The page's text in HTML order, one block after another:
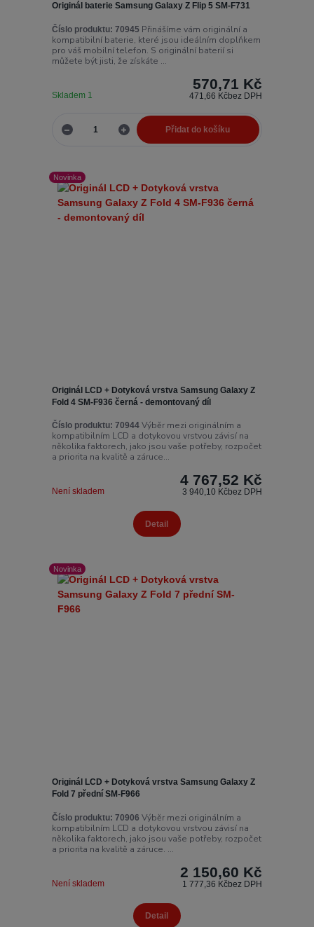
Originál baterie Samsung Galaxy Z Flip 5 SM-F731
Číslo produktu: 70945 Přinášíme vám originální a
kompatibilní baterie, které jsou ideálním doplňkem
pro váš mobilní telefon. S originální baterií si
můžete být jisti, že získáte ...
570,71 Kč
471,66 Kčbez DPH
Skladem 1
Přidat do košíku
Novinka
Originál LCD + Dotyková vrstva Samsung Galaxy Z
Fold 4 SM-F936 černá - demontovaný díl
Číslo produktu: 70944Výběr mezi originálním a
kompatibilním LCD a dotykovou vrstvou závisí na
několika faktorech, jako jsou vaše potřeby, rozpočet
a priorita na kvalitě a záruce...
4 767,52 Kč
3 940,10 Kčbez DPH
Není skladem
Detail
Novinka
Originál LCD + Dotyková vrstva Samsung Galaxy Z
Fold 7 přední SM-F966
Číslo produktu: 70906 Výběr mezi originálním a
kompatibilním LCD a dotykovou vrstvou závisí na
několika faktorech, jako jsou vaše potřeby, rozpočet
a priorita na kvalitě a záruce. ...
2 150,60 Kč
1 777,36 Kčbez DPH
Není skladem
Detail